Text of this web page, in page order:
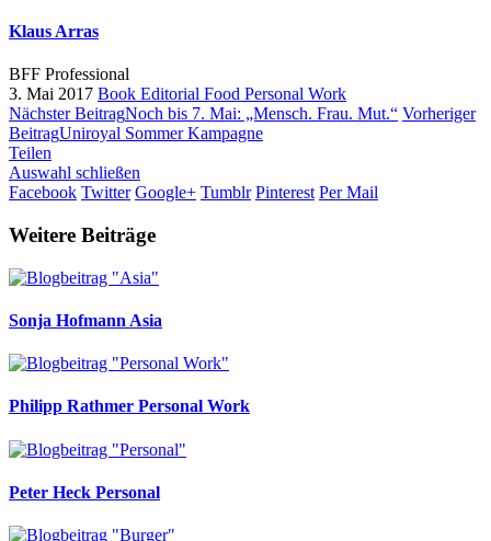
Klaus Arras
BFF Professional
3. Mai 2017 Book Editorial Food Personal Work
Nächster BeitragNoch bis 7. Mai: „Mensch. Frau. Mut.“ Vorheriger
BeitragUniroyal Sommer Kampagne
Teilen
Auswahl schließen
Facebook Twitter Google+ Tumblr Pinterest Per Mail
Weitere Beiträge
Sonja Hofmann Asia
Philipp Rathmer Personal Work
Peter Heck Personal